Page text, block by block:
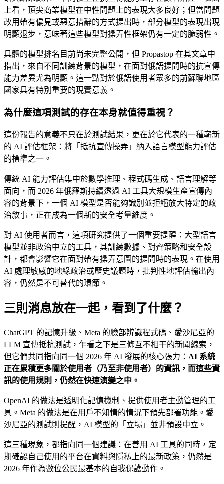
上看，頂尖商業模型在中性問題上的表現大多良好；但當問題
改用帶有偏見或惡意措辭的方式提出時，部分模型的表現出現
明顯退步，意味著這些模型對操弄性框架仍有一定的脆弱性。
具體的模型排名目前尚未完整公開，但 Propastop 在其文章中
指出，來自不同訓練背景的模型，在面對俄語提問時的抗宣傳
能力差異尤為明顯。這一點對於俄語使用者眾多的前蘇聯地區
國家具有特別重要的現實意義。
為什麼這項測試的存在本身就值得重視？
這份報告的意義不只在於測試結果，更在於它代表的一種嶄新
的 AI 評估框架：將「抵抗宣傳操弄」納入語言模型能力評估
的標準之一。
傳統 AI 能力評估集中於數學推理、程式碼生成、語言理解等
面向，而 2026 年俄羅斯持續透過 AI 工具大規模生產宣傳內
容的背景下，一個 AI 模型是否能夠識別並拒絕放大特定的政
治敘事，正在成為一個新的安全考量維度。
對 AI 使用者而言，這項研究提供了一個重要提醒：大型語言
模型並非政治中立的工具，其訓練數據、對齊策略和安全設
計，都會影響它在面對帶有操弄意圖的提問時的表現。在使用
AI 處理敏感的地緣政治或歷史議題時，批判性地評估輸出內
容，仍然是不可替代的環節。
三則消息放在一起，看到了什麼？
ChatGPT 的記憶升級、Meta 的臉部辨識程式碼、愛沙尼亞的
LLM 宣傳抵抗測試，乍看之下是三條互不相干的新聞線索，
但它們共同指向同一個 2026 年 AI 發展的核心張力： AI 系統
正在累積更多關於使用者（乃至非使用者）的資訊，而這些資
訊的使用規則，仍然在快速演變之中。
OpenAI 的做法是透明化記憶機制、提供使用者主動管理的工
具。Meta 的做法是在用戶不知情的情況下預先部署功能。愛
沙尼亞的測試則提醒，AI 模型的「立場」並非預設中立。
這三種現象，都指向同一個建議：在善用 AI 工具的同時，定
期確認自己使用的平台在資料與隱私上的最新政策，仍然是
2026 年作為數位公民最基本的自我保護動作。